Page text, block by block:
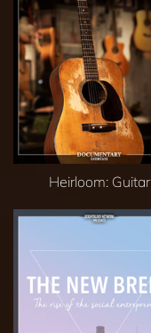
Heirloom: Guitar